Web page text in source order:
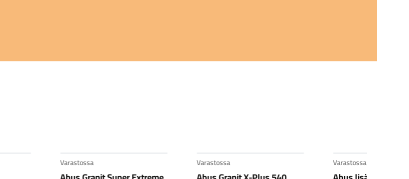
Varastossa Varastossa Varastossa